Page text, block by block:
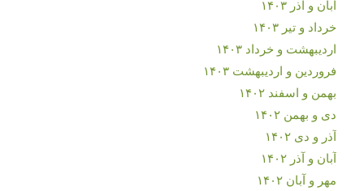
آبان و آذر ۱۴۰۳
خرداد و تیر ۱۴۰۳
اردیبهشت و خرداد ۱۴۰۳
فروردین و اردیبهشت ۱۴۰۳
بهمن و اسفند ۱۴۰۲
دی و بهمن ۱۴۰۲
آذر و دی ۱۴۰۲
آبان و آذر ۱۴۰۲
مهر و آبان ۱۴۰۲